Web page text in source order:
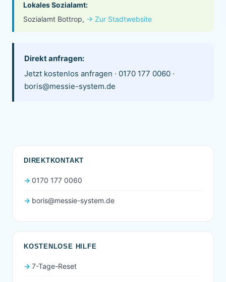
Lokales Sozialamt:
Sozialamt Bottrop, → Zur Stadtwebsite
Direkt anfragen:
Jetzt kostenlos anfragen · 0170 177 0060 ·
boris@messie-system.de
DIREKTKONTAKT
0170 177 0060
boris@messie-system.de
KOSTENLOSE HILFE
7-Tage-Reset